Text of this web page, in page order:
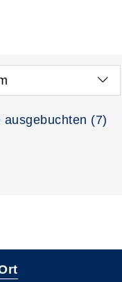
ausgebuchten (7)